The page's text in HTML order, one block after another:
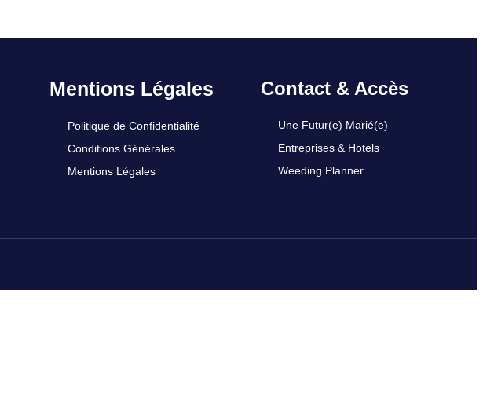
Mentions Légales
Politique de Confidentialité
Conditions Générales
Mentions Légales
Contact & Accès
Une Futur(e) Marié(e)
Entreprises & Hotels
Weeding Planner